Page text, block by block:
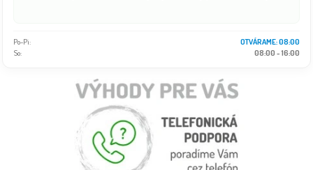
Po-Pi:
OTVÁRAME: 08:00
So:
08:00 - 16:00